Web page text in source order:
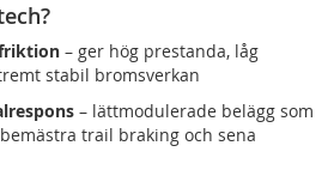
– ger hög prestanda, låg
stabil bromsverkan
– lättmodulerade belägg som
trail braking och sena